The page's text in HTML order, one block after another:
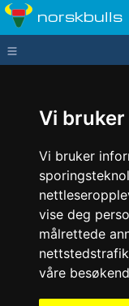
Vi
Vi bruker
vise deg
målrettede
våre
norskbulls